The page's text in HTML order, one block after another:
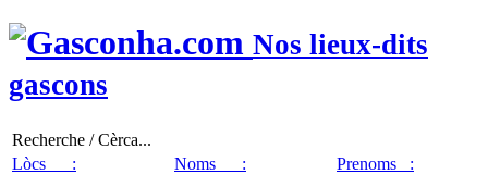
Nos lieux-dits
gascons
Recherche / Cèrca...
Lòcs :
Noms : Prenoms :